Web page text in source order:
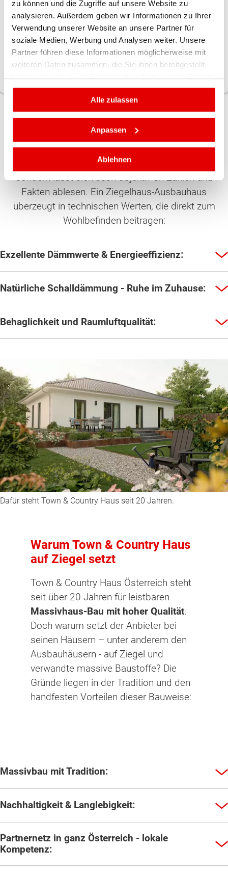
zu können und die Zugriffe auf unsere Website zu
analysieren. Außerdem geben wir Informationen zu Ihrer
Verwendung unserer Website an unsere Partner für
soziale Medien, Werbung und Analysen weiter. Unsere
Partner führen diese Informationen möglicherweise mit
weiteren Daten zusammen, die Sie ihnen bereitgestellt
haben oder die sie im Rahmen Ihrer Nutzung der Dienste
gesammelt haben.
Alle zulassen
Anpassen
Ablehnen
Vorteilen für Wohnqualität und Gesundheit. Diese
Kombination -selbst mitbauen und trotzdem
ein wertbeständiges Ziegelhaus besitzen-
ergibt ein einzigartiges Erfolgsrezept für
zufriedene Bauherren.
Wohnqualität messbar: Energie, Ruhe
und Behaglichkeit
Gute Wohnqualität zeigt sich nicht nur im Gefühl,
sondern lässt sich auch objektiv an Zahlen und
Fakten ablesen. Ein Ziegelhaus-Ausbauhaus
überzeugt in technischen Werten, die direkt zum
Wohlbefinden beitragen:
Exzellente Dämmwerte & Energieeffizienz:
Natürliche Schalldämmung - Ruhe im Zuhause:
Behaglichkeit und Raumluftqualität:
Dafür steht Town & Country Haus seit 20 Jahren.
Warum Town & Country Haus
auf Ziegel setzt
Town & Country Haus Österreich steht
seit über 20 Jahren für leistbaren
Massivhaus-Bau mit hoher Qualität.
Doch warum setzt der Anbieter bei
seinen Häusern – unter anderem den
Ausbauhäusern - auf Ziegel und
verwandte massive Baustoffe? Die
Gründe liegen in der Tradition und den
handfesten Vorteilen dieser Bauweise:
Massivbau mit Tradition:
Nachhaltigkeit & Langlebigkeit:
Partnernetz in ganz Österreich - lokale
Kompetenz: